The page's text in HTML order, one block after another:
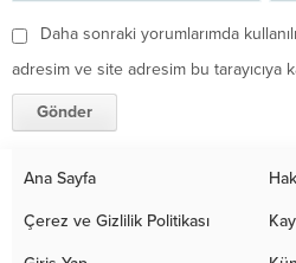
Daha sonraki yorumlarımda
adresim ve site adresim bu tarayıcıya
Ana Sayfa
Çerez ve Gizlilik Politikası